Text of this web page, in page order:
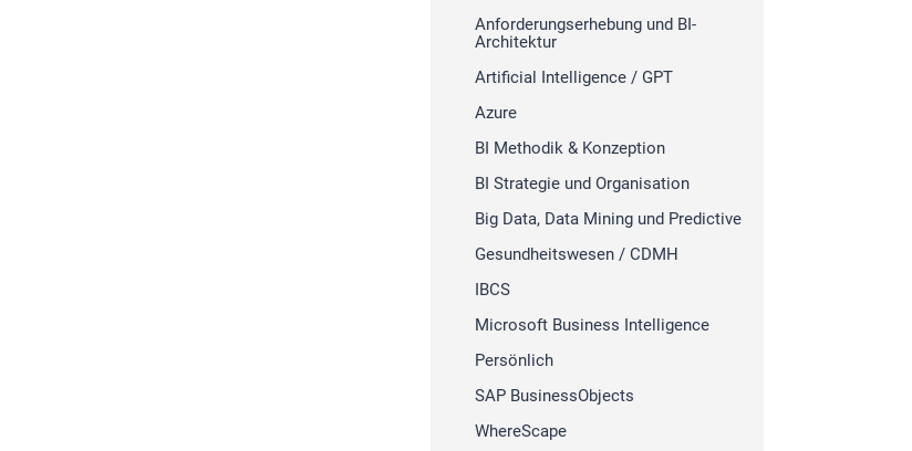
Anforderungserhebung und BI-
Architektur
Artificial Intelligence / GPT
Azure
BI Methodik & Konzeption
BI Strategie und Organisation
Big Data, Data Mining und Predictive
Gesundheitswesen / CDMH
IBCS
Microsoft Business Intelligence
Persönlich
SAP BusinessObjects
WhereScape